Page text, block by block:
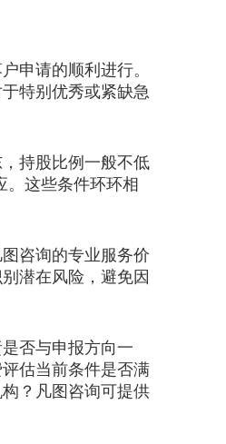
申请的顺利进行。
特别优秀或紧缺急
持股比例一般不低
。这些条件环环相
咨询的专业服务价
潜在风险，避免因
否与申报方向一
估当前条件是否满
？凡图咨询可提供